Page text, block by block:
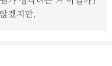
겠지만.